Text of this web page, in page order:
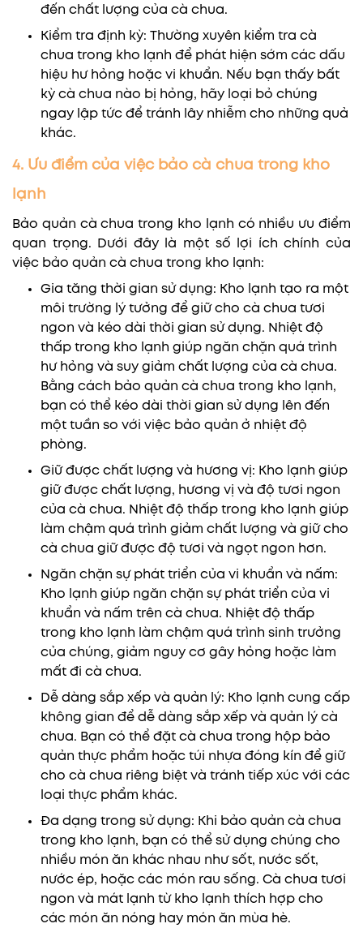
đến chất lượng của cà chua.
Kiểm tra định kỳ: Thường xuyên kiểm tra cà
chua trong kho lạnh để phát hiện sớm các dấu
hiệu hư hỏng hoặc vi khuẩn. Nếu bạn thấy bất
kỳ cà chua nào bị hỏng, hãy loại bỏ chúng
ngay lập tức để tránh lây nhiễm cho những quả
khác.
4. Ưu điểm của việc bảo cà chua trong kho
lạnh
Bảo quản cà chua trong kho lạnh có nhiều ưu điểm
quan trọng. Dưới đây là một số lợi ích chính của
việc bảo quản cà chua trong kho lạnh:
Gia tăng thời gian sử dụng: Kho lạnh tạo ra một
môi trường lý tưởng để giữ cho cà chua tươi
ngon và kéo dài thời gian sử dụng. Nhiệt độ
thấp trong kho lạnh giúp ngăn chặn quá trình
hư hỏng và suy giảm chất lượng của cà chua.
Bằng cách bảo quản cà chua trong kho lạnh,
bạn có thể kéo dài thời gian sử dụng lên đến
một tuần so với việc bảo quản ở nhiệt độ
phòng.
Giữ được chất lượng và hương vị: Kho lạnh giúp
giữ được chất lượng, hương vị và độ tươi ngon
của cà chua. Nhiệt độ thấp trong kho lạnh giúp
làm chậm quá trình giảm chất lượng và giữ cho
cà chua giữ được độ tươi và ngọt ngon hơn.
Ngăn chặn sự phát triển của vi khuẩn và nấm:
Kho lạnh giúp ngăn chặn sự phát triển của vi
khuẩn và nấm trên cà chua. Nhiệt độ thấp
trong kho lạnh làm chậm quá trình sinh trưởng
của chúng, giảm nguy cơ gây hỏng hoặc làm
mất đi cà chua.
Dễ dàng sắp xếp và quản lý: Kho lạnh cung cấp
không gian để dễ dàng sắp xếp và quản lý cà
chua. Bạn có thể đặt cà chua trong hộp bảo
quản thực phẩm hoặc túi nhựa đóng kín để giữ
cho cà chua riêng biệt và tránh tiếp xúc với các
loại thực phẩm khác.
Đa dạng trong sử dụng: Khi bảo quản cà chua
trong kho lạnh, bạn có thể sử dụng chúng cho
nhiều món ăn khác nhau như sốt, nước sốt,
nước ép, hoặc các món rau sống. Cà chua tươi
ngon và mát lạnh từ kho lạnh thích hợp cho
các món ăn nóng hay món ăn mùa hè.